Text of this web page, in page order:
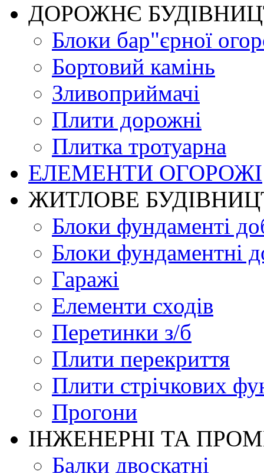
ДОРОЖНЄ
Блоки бар"єрної
Бортовий камінь
Зливоприймачі
Плити дорожні
Плитка тротуарна
ЕЛЕМЕНТИ ОГОРОЖІ
ЖИТЛОВЕ
Блоки фундаменті
Блоки фундаментні
Гаражі
Елементи сходів
Перетинки з/б
Плити перекриття
Плити стрічкових
Прогони
ІНЖЕНЕРНІ ТА
Балки двоскатні